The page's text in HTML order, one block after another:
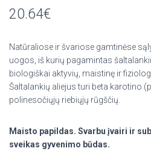
20.64€
Natūraliose ir švariose gamtinėse
uogos, iš kurių pagamintas
biologiškai aktyvių, maistinę ir
Šaltalankių aliejus turi beta karotino
polinesočiųjų riebiųjų rūgščių.
Maisto papildas. Svarbu įvairi ir
sveikas gyvenimo būdas.